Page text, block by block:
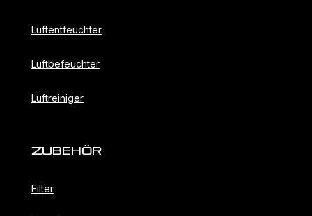
Luftentfeuchter
Luftbefeuchter
Luftreiniger
ZubehöR
Filter